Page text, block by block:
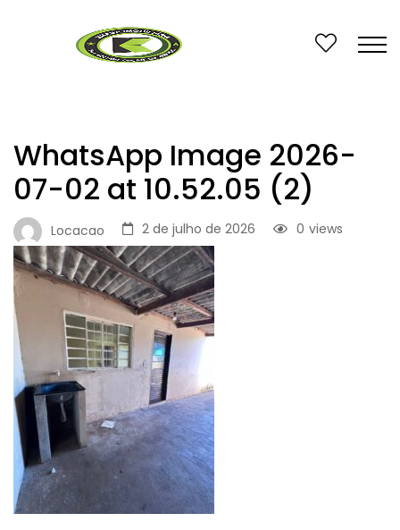
WhatsApp Image 2026-
07-02 at 10.52.05 (2)
Locacao 2 de julho de 2026 views
0